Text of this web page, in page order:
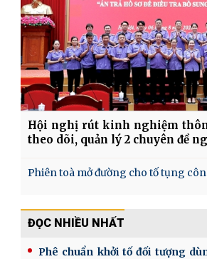
Hội nghị rút kinh nghiệm
theo dõi, quản lý 2 chuyên đề
Phiên toà mở đường cho tố tụng
ĐỌC NHIỀU NHẤT
Phê chuẩn khởi tố đối tượng